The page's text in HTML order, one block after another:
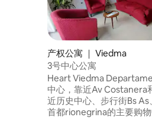
产权公寓 ｜ Viedma
3号中心公寓
Heart Viedma
中心，靠近Av Costanera
近历史中心、步行街Bs As
首都rionegrina的主要购物中心。